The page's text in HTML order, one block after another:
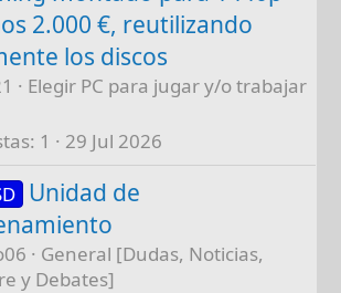
2.000 €, reutilizando
los discos
Elegir PC para jugar y/o trabajar
1 29 Jul 2026
Unidad de
General [Dudas, Noticias,
y Debates]